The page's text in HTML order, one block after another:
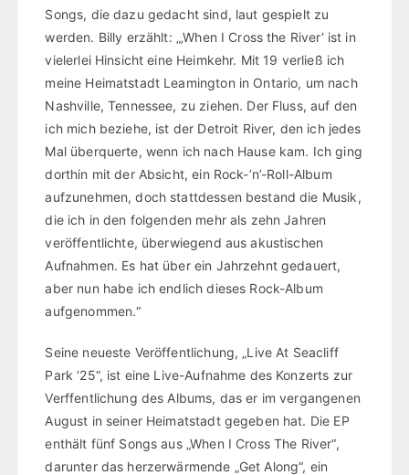
Songs, die dazu gedacht sind, laut gespielt zu
werden. Billy erzählt: „‚When I Cross the River‘ ist in
vielerlei Hinsicht eine Heimkehr. Mit 19 verließ ich
meine Heimatstadt Leamington in Ontario, um nach
Nashville, Tennessee, zu ziehen. Der Fluss, auf den
ich mich beziehe, ist der Detroit River, den ich jedes
Mal überquerte, wenn ich nach Hause kam. Ich ging
dorthin mit der Absicht, ein Rock-’n’-Roll-Album
aufzunehmen, doch stattdessen bestand die Musik,
die ich in den folgenden mehr als zehn Jahren
veröffentlichte, überwiegend aus akustischen
Aufnahmen. Es hat über ein Jahrzehnt gedauert,
aber nun habe ich endlich dieses Rock-Album
aufgenommen.“
Seine neueste Veröffentlichung, „Live At Seacliff
Park ‘25“, ist eine Live-Aufnahme des Konzerts zur
Verffentlichung des Albums, das er im vergangenen
August in seiner Heimatstadt gegeben hat. Die EP
enthält fünf Songs aus „When I Cross The River“,
darunter das herzerwärmende „Get Along“, ein